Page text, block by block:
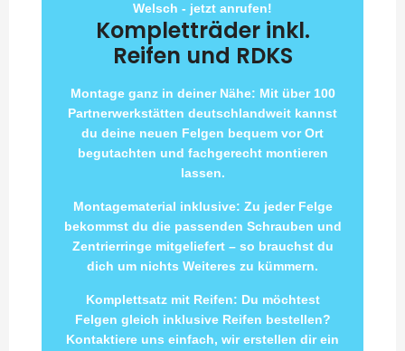
Welsch - jetzt anrufen!
Kompletträder inkl.
Reifen und RDKS
Montage ganz in deiner Nähe: Mit über 100
Partnerwerkstätten deutschlandweit kannst
du deine neuen Felgen bequem vor Ort
begutachten und fachgerecht montieren
lassen.
Montagematerial inklusive: Zu jeder Felge
bekommst du die passenden Schrauben und
Zentrierringe mitgeliefert – so brauchst du
dich um nichts Weiteres zu kümmern.
Komplettsatz mit Reifen: Du möchtest
Felgen gleich inklusive Reifen bestellen?
Kontaktiere uns einfach, wir erstellen dir ein